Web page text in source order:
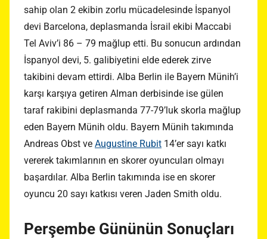
sahip olan 2 ekibin zorlu mücadelesinde İspanyol
devi Barcelona, deplasmanda İsrail ekibi Maccabi
Tel Aviv’i 86 – 79 mağlup etti. Bu sonucun ardından
İspanyol devi, 5. galibiyetini elde ederek zirve
takibini devam ettirdi. Alba Berlin ile Bayern Münih’i
karşı karşıya getiren Alman derbisinde ise gülen
taraf rakibini deplasmanda 77-79’luk skorla mağlup
eden Bayern Münih oldu. Bayern Münih takımında
Andreas Obst ve Augustine Rubit 14’er sayı katkı
vererek takımlarının en skorer oyuncuları olmayı
başardılar. Alba Berlin takımında ise en skorer
oyuncu 20 sayı katkısı veren Jaden Smith oldu.
Perşembe Gününün Sonuçları